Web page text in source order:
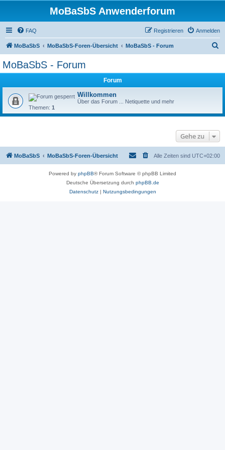
MoBaSbS Anwenderforum
FAQ Anmelden
Registrieren
MoBaSbS MoBaSbS-Foren-Übersicht MoBaSbS - Forum
MoBaSbS - Forum
Forum
Willkommen
Über das Forum ... Netiquette und mehr
Themen: 1
Gehe zu
MoBaSbS MoBaSbS-Foren-Übersicht Alle Zeiten sind UTC+02:00
Powered by phpBB® Forum Software © phpBB Limited
Deutsche Übersetzung durch phpBB.de
Datenschutz| Nutzungsbedingungen